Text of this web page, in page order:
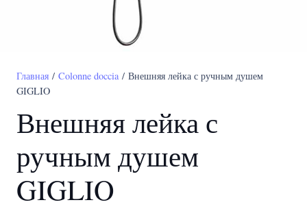
Главная / Colonne doccia / Внешняя лейка с ручным душем
GIGLIO
Внешняя лейка с
ручным душем
GIGLIO